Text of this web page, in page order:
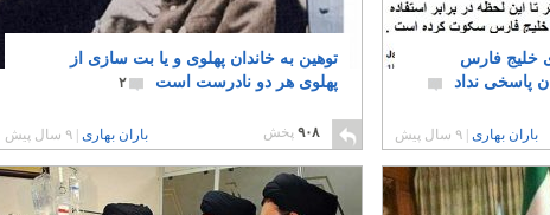
خلیج فارس
پاسخی نداد
باران بهاری |۹ سال پیش
توهین به خاندان پهلوی و یا بت سازی از
پهلوی هر دو نادرست است
۲
۹۰۸پخش باران بهاری ۹ سال پیش